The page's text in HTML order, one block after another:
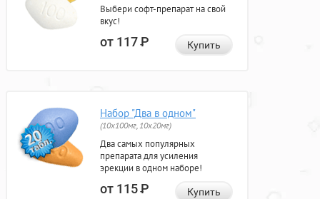
Выбери софт-препарат на свой
вкус!
от 117Р Купить
Набор "Два в одном"
(10x100мг, 10x20мг)
Два самых популярных
препарата для усиления
эрекции в одном наборе!
от 115Р Купить